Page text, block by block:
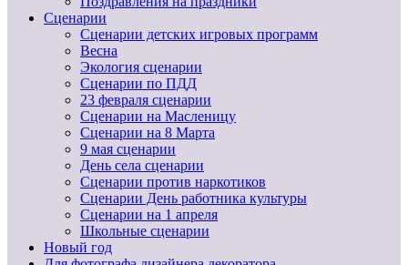
Сценарии
Сценарии детских игровых программ
Весна
Экология сценарии
Сценарии по ПДД
23 февраля сценарии
Сценарии на Масленицу
Сценарии на 8 Марта
9 мая сценарии
День села сценарии
Сценарии против наркотиков
Сценарии День работника культуры
Сценарии на 1 апреля
Школьные сценарии
Новый год